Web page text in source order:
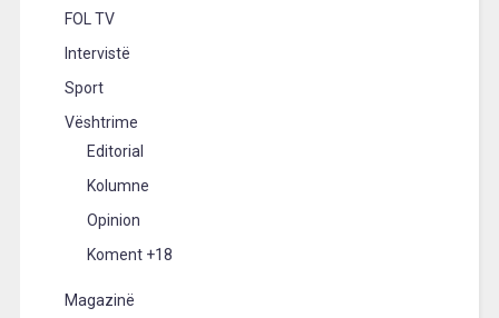
FOL TV
Intervistë
Sport
Vështrime
Editorial
Kolumne
Opinion
Koment +18
Magazinë